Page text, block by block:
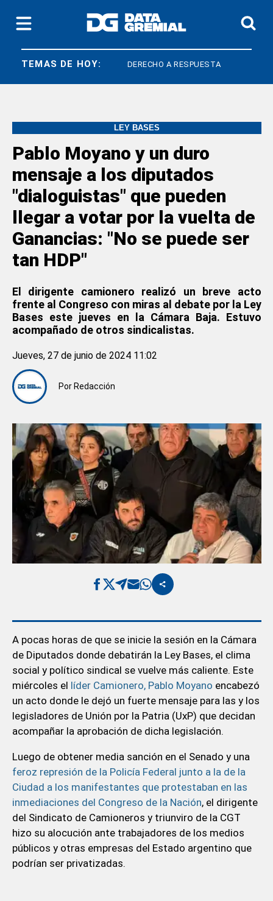
TEMAS DE HOY:
QUÍMICOS DERECHO A RESPUESTA
LEY BASES
Pablo Moyano y un duro
mensaje a los diputados
"dialoguistas" que pueden
llegar a votar por la vuelta de
Ganancias: "No se puede ser
tan HDP"
El dirigente camionero realizó un breve acto
frente al Congreso con miras al debate por la Ley
Bases este jueves en la Cámara Baja. Estuvo
acompañado de otros sindicalistas.
Por Redacción
Jueves, 27 de junio de 2024 11:02
A pocas horas de que se inicie la sesión en la Cámara
de Diputados donde debatirán la Ley Bases, el clima
social y político sindical se vuelve más caliente. Este
miércoles el líder Camionero, Pablo Moyano encabezó
un acto donde le dejó un fuerte mensaje para las y los
legisladores de Unión por la Patria (UxP) que decidan
acompañar la aprobación de dicha legislación.
Luego de obtener media sanción en el Senado y una
feroz represión de la Policía Federal junto a la de la
Ciudad a los manifestantes que protestaban en las
inmediaciones del Congreso de la Nación, el dirigente
del Sindicato de Camioneros y triunviro de la CGT
hizo su alocución ante trabajadores de los medios
públicos y otras empresas del Estado argentino que
podrían ser privatizadas.